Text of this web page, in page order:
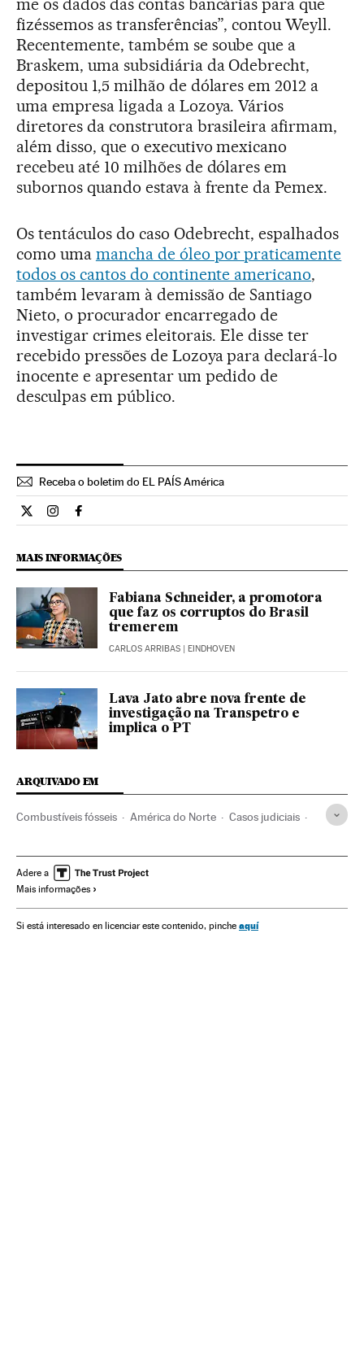
me os dados das contas bancárias para que
fizéssemos as transferências”, contou Weyll.
Recentemente, também se soube que a
Braskem, uma subsidiária da Odebrecht,
depositou 1,5 milhão de dólares em 2012 a
uma empresa ligada a Lozoya. Vários
diretores da construtora brasileira afirmam,
além disso, que o executivo mexicano
recebeu até 10 milhões de dólares em
subornos quando estava à frente da Pemex.
Os tentáculos do caso Odebrecht, espalhados
como uma mancha de óleo por praticamente
todos os cantos do continente americano,
também levaram à demissão de Santiago
Nieto, o procurador encarregado de
investigar crimes eleitorais. Ele disse ter
recebido pressões de Lozoya para declará-lo
inocente e apresentar um pedido de
desculpas em público.
Receba o boletim do EL PAÍS América
Internacional El País Brasil en Twitter
Internacional El País Brasil en Instagram
Internacional El País Brasil en Facebook
MAIS INFORMAÇÕES
Fabiana Schneider, a promotora
que faz os corruptos do Brasil
tremerem
CARLOS ARRIBAS | EINDHOVEN
Lava Jato abre nova frente de
investigação na Transpetro e
implica o PT
ARQUIVADO EM
Combustíveis fósseis América do Norte Casos judiciais
América Latina Construção
Energia não renovável
Fontes energia Economia Justiça Energia
Adere a
Mais informações
Si está interesado en licenciar este contenido, pinche aquí